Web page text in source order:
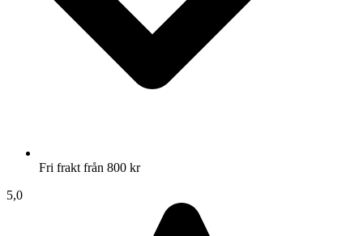
Fri frakt från 800 kr
5,0